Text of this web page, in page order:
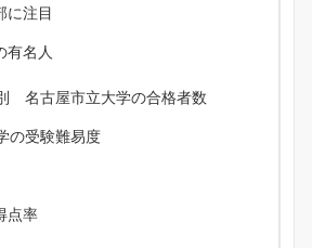
に注目
有名人
名古屋市立大学の合格者数
の受験難易度
点率